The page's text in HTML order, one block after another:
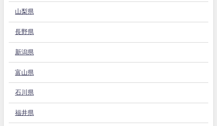
山梨県
長野県
新潟県
富山県
石川県
福井県